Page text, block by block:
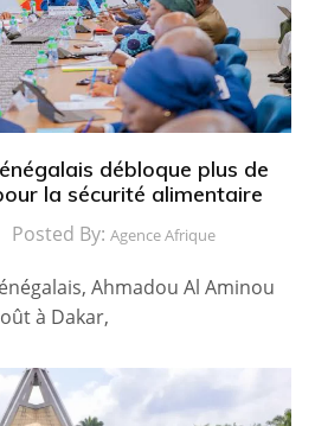
débloque plus de
la sécurité alimentaire
Posted By: Agence Afrique
Ahmadou Al Aminou
à Dakar,